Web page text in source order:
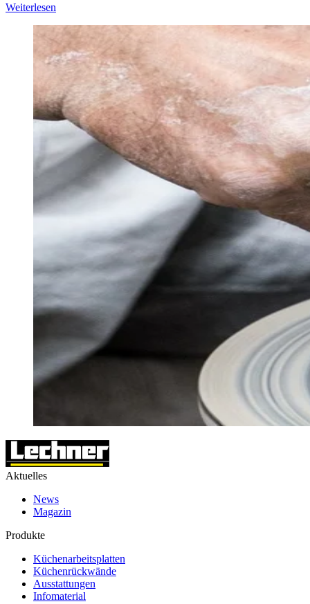
Weiterlesen
Aktuelles
News
Magazin
Produkte
Küchenarbeitsplatten
Küchenrückwände
Ausstattungen
Infomaterial